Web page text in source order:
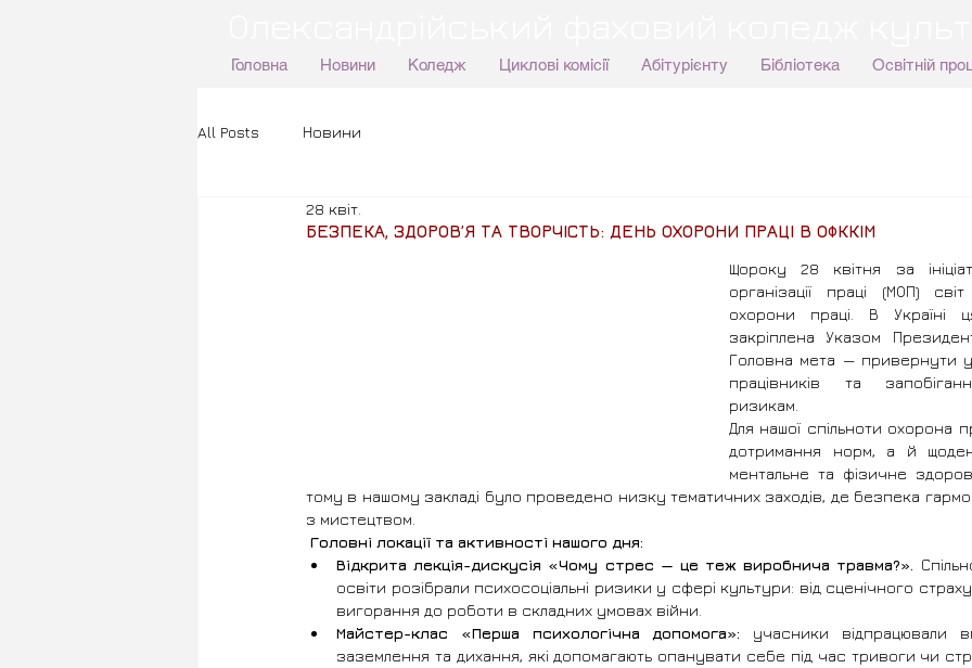
Головна Новини Коледж Циклові комісії Абітурієнту Бібліотека Освітній
All Posts Новини
БЕЗПЕКА, ЗДОРОВ’Я ТА ТВОРЧІСТЬ: ДЕНЬ ОХОРОНИ ПРАЦІ В ОФККІМ
28 квіт.
Щороку 28 квітня за
організації праці (МОП)
охорони праці. В Україні
закріплена Указом
Головна мета — привернути
працівників та
ризикам.
Для нашої спільноти охорона
дотримання норм, а й
ментальне та фізичне
тому в нашому закладі було проведено низку тематичних заходів, де безпека
з мистецтвом.
Головні локації та активності нашого дня:
Відкрита лекція-дискусія «Чому стрес — це теж виробнича травма?».
освіти розібрали психосоціальні ризики у сфері культури: від сценічного
вигорання до роботи в складних умовах війни.
Майстер-клас «Перша психологічна допомога»: учасники відпрацювали
заземлення та дихання, які допомагають опанувати себе під час тривоги чи